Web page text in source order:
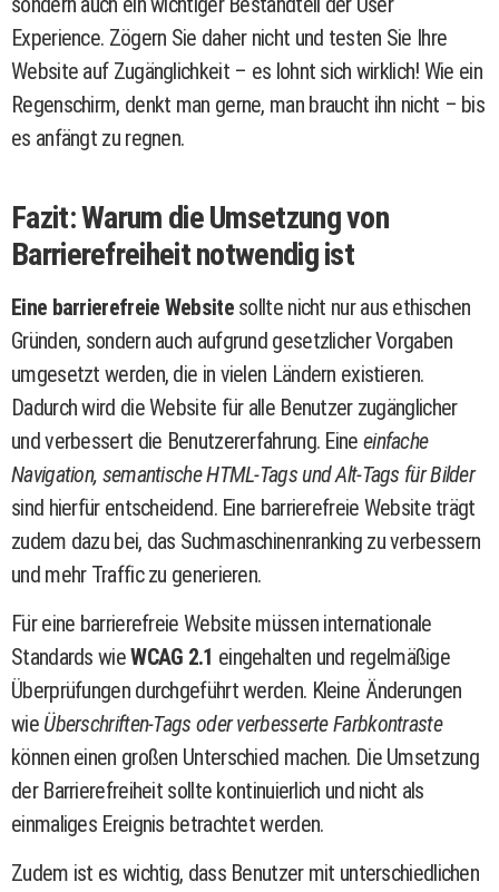
Experience. Zögern Sie daher nicht und testen Sie Ihre
Website auf Zugänglichkeit – es lohnt sich wirklich! Wie ein
Regenschirm, denkt man gerne, man braucht ihn nicht – bis
es anfängt zu regnen.
Fazit: Warum die Umsetzung von
Barrierefreiheit notwendig ist
Eine barrierefreie Websitesollte nicht nur aus ethischen
Gründen, sondern auch aufgrund gesetzlicher Vorgaben
umgesetzt werden, die in vielen Ländern existieren.
Dadurch wird die Website für alle Benutzer zugänglicher
und verbessert die Benutzererfahrung. Eine einfache
Navigation, semantische HTML-Tags und Alt-Tags für Bilder
sind hierfür entscheidend. Eine barrierefreie Website trägt
zudem dazu bei, das Suchmaschinenranking zu verbessern
und mehr Traffic zu generieren.
Für eine barrierefreie Website müssen internationale
Standards wieWCAG 2.1 eingehalten und regelmäßige
Überprüfungen durchgeführt werden. Kleine Änderungen
wie Überschriften-Tags oder verbesserte Farbkontraste
können einen großen Unterschied machen. Die Umsetzung
der Barrierefreiheit sollte kontinuierlich und nicht als
einmaliges Ereignis betrachtet werden.
Zudem ist es wichtig, dass Benutzer mit unterschiedlichen